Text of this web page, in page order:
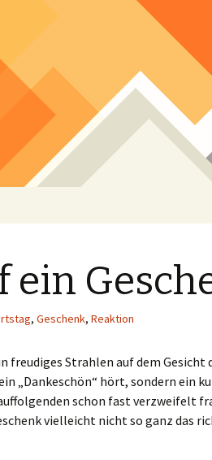
ein
, Geschenk, Reaktion
freudiges Strahlen auf dem Gesicht
„Dankeschön“ hört, sondern ein
schon fast verzweifelt
vielleicht nicht so ganz das